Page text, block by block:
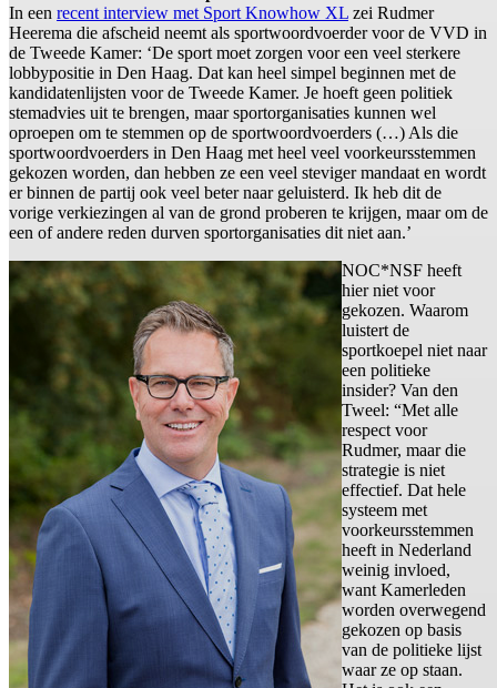
In een recent interview met Sport Knowhow XL zei Rudmer
Heerema die afscheid neemt als sportwoordvoerder voor de VVD in
de Tweede Kamer: ‘De sport moet zorgen voor een veel sterkere
lobbypositie in Den Haag. Dat kan heel simpel beginnen met de
kandidatenlijsten voor de Tweede Kamer. Je hoeft geen politiek
stemadvies uit te brengen, maar sportorganisaties kunnen wel
oproepen om te stemmen op de sportwoordvoerders (…) Als die
sportwoordvoerders in Den Haag met heel veel voorkeursstemmen
gekozen worden, dan hebben ze een veel steviger mandaat en wordt
er binnen de partij ook veel beter naar geluisterd. Ik heb dit de
vorige verkiezingen al van de grond proberen te krijgen, maar om de
een of andere reden durven sportorganisaties dit niet aan.’
NOC*NSF heeft
hier niet voor
gekozen. Waarom
luistert de
sportkoepel niet naar
een politieke
insider? Van den
Tweel: “Met alle
respect voor
Rudmer, maar die
strategie is niet
effectief. Dat hele
systeem met
voorkeursstemmen
heeft in Nederland
weinig invloed,
want Kamerleden
worden overwegend
gekozen op basis
van de politieke lijst
waar ze op staan.